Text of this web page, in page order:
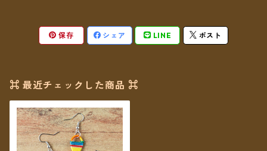
保存 シェア LINE ポスト
⌘ 最近チェックした商品 ⌘